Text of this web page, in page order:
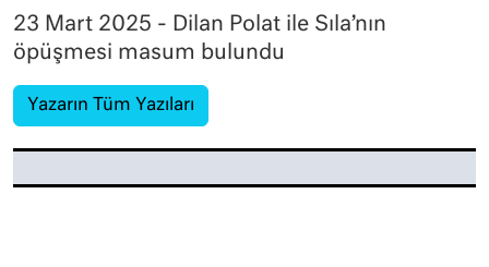
23 Mart 2025 - Dilan Polat ile Sıla’nın
öpüşmesi masum bulundu
Yazarın Tüm Yazıları